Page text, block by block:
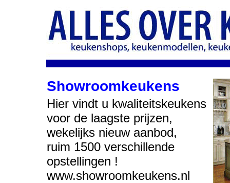
Showroomkeukens
Hier vindt u kwaliteitskeukens
voor de laagste prijzen,
wekelijks nieuw aanbod,
ruim 1500 verschillende
opstellingen !
www.showroomkeukens.nl